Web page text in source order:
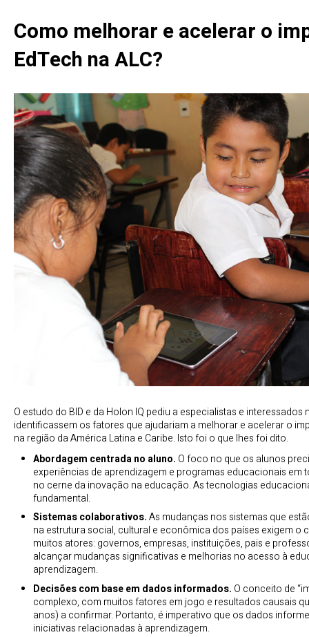
Como melhorar e acelerar o
EdTech na ALC?
O estudo do BID e da Holon IQ pediu a especialistas e interessados
identificassem os fatores que ajudariam a melhorar e acelerar o
na região da América Latina e Caribe. Isto foi o que lhes foi dito.
Abordagem centrada no aluno. O foco no que os alunos
experiências de aprendizagem e programas educacionais em
no cerne da inovação na educação. As tecnologias
fundamental.
Sistemas colaborativos.As mudanças nos sistemas que
na estrutura social, cultural e econômica dos países exigem o
muitos atores: governos, empresas, instituições, pais e
alcançar mudanças significativas e melhorias no acesso à
aprendizagem.
Decisões com base em dados informados. O conceito de
complexo, com muitos fatores em jogo e resultados causais
anos) a confirmar. Portanto, é imperativo que os dados
iniciativas relacionadas à aprendizagem.